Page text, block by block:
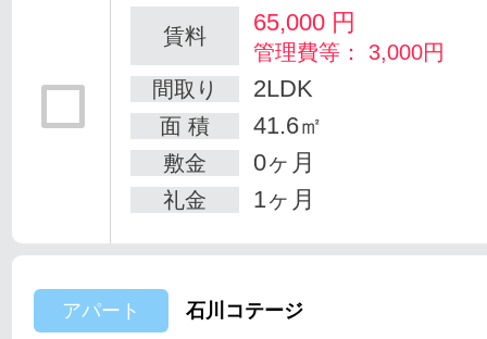
賃料 65,000 円
管理費等： 3,000円
間取り
2LDK
面 積 41.6㎡
敷金 0ヶ月
礼金 1ヶ月
アパート 石川コテージ